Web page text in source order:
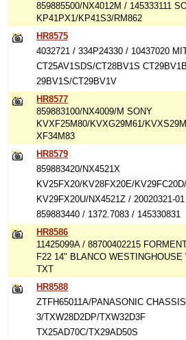
859885500/NX4012M / 145333111
KP41PX1/KP41S3/RM862
HR8575
4032721 / 334P24330 / 10437020
CT25AV1SDS/CT28BV1S
29BV1S/CT29BV1V
HR8577
859883100/NX4009/M SONY
KVXF25M80/KVXG29M61/
XF34M83
HR8579
859883420/NX4521X
KV25FX20/KV28FX20E/KV29FC20D/
KV29FX20U/NX4521Z / 20020321-
859883440 / 1372.7083 / 145330831
HR8586
11425099A / 88700402215
F22 14" BLANCO WESTINGHOUSE
TXT
HR8588
ZTFH65011A/PANASONIC
3/TXW28D2DP/TXW32D3F
TX25AD70C/TX29AD50S